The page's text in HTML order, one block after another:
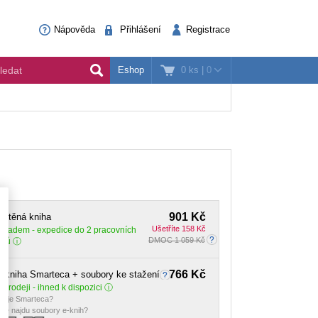
Nápověda Přihlášení Registrace
0 ks | 0
Eshop
901 Kč
Ušetříte 158 Kč
DMOC 1 059 Kč
Tištěná kniha
Skladem - expedice do 2 pracovních
dnů
766 Kč
E-kniha Smarteca + soubory ke stažení
V prodeji - ihned k dispozici
Co je Smarteca?
Kde najdu soubory e-knih?